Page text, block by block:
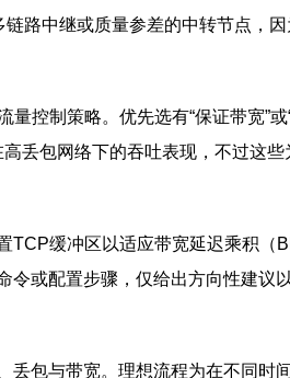
路中继或质量参差的中转节点，
控制策略。优先选有“保证带宽”
丢包网络下的吞吐表现，不过这些
缓冲区以适应带宽延迟乘积
或配置步骤，仅给出方向性建议
包与带宽。理想流程为在不同